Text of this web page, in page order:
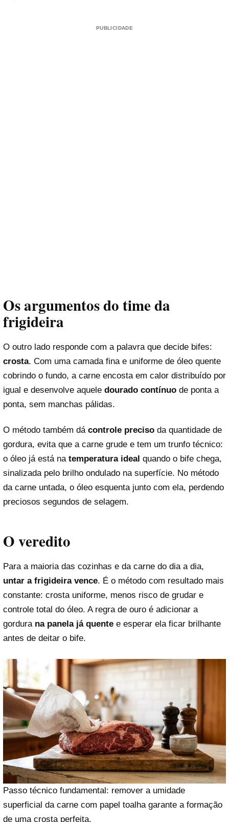
PUBLICIDADE
Os argumentos do time da
frigideira
O outro lado responde com a palavra que decide bifes:
crosta. Com uma camada fina e uniforme de óleo quente
cobrindo o fundo, a carne encosta em calor distribuído por
igual e desenvolve aquele dourado contínuo de ponta a
ponta, sem manchas pálidas.
O método também dá controle preciso da quantidade de
gordura, evita que a carne grude e tem um trunfo técnico:
o óleo já está na temperatura ideal quando o bife chega,
sinalizada pelo brilho ondulado na superfície. No método
da carne untada, o óleo esquenta junto com ela, perdendo
preciosos segundos de selagem.
O veredito
Para a maioria das cozinhas e da carne do dia a dia,
untar a frigideira vence. É o método com resultado mais
constante: crosta uniforme, menos risco de grudar e
controle total do óleo. A regra de ouro é adicionar a
gordura na panela já quente e esperar ela ficar brilhante
antes de deitar o bife.
Passo técnico fundamental: remover a umidade
superficial da carne com papel toalha garante a formação
de uma crosta perfeita.